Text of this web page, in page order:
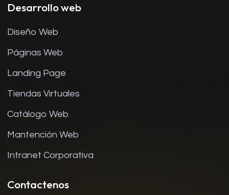
Desarrollo web
Diseño Web
Páginas Web
Landing Page
Tiendas Virtuales
Catálogo Web
Mantención Web
Intranet Corporativa
Contactenos